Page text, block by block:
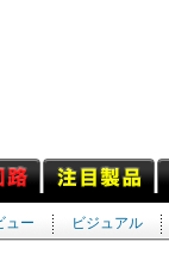
ュー ビジュアル